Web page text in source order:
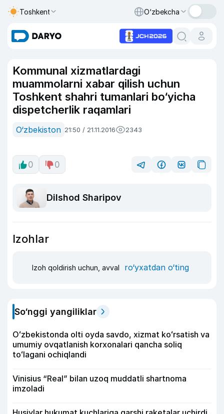
Toshkent O‘zbekcha
Kommunal xizmatlardagi
muammolarni xabar qilish uchun
Toshkent shahri tumanlari bo‘yicha
dispetcherlik raqamlari
O‘zbekiston 21:50 / 21.11.2016 2343
0 0
Dilshod Sharipov
Izohlar
Izoh qoldirish uchun, avval ro‘yxatdan o‘ting
So‘nggi yangiliklar
Oʻzbekistonda olti oyda savdo, xizmat koʻrsatish va
umumiy ovqatlanish korxonalari qancha soliq
toʻlagani ochiqlandi
Vinisius “Real” bilan uzoq muddatli shartnoma
imzoladi